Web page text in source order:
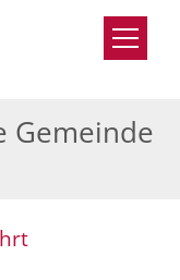
Gemeinde
: